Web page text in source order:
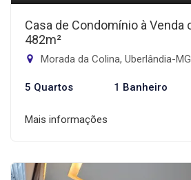
Casa de Condomínio à Venda
482m²
Morada da Colina, Uberlândia-MG
5 Quartos 1 Banheiro
Mais informações